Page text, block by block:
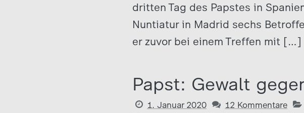
dritten Tag des Papstes in
Nuntiatur in Madrid sechs
er zuvor bei einem Treffen mit […]
Papst: Gewalt
1. Januar 2020 12 Kommentare